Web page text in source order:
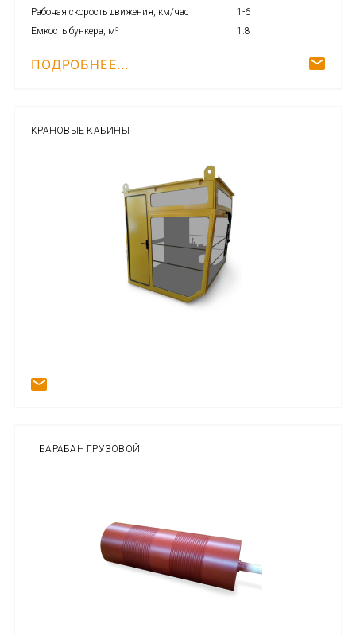
Рабочая скорость движения, км/час
1-6
Емкость бункера, м³
1.8
ПОДРОБНЕЕ...
КРАНОВЫЕ КАБИНЫ
БАРАБАН ГРУЗОВОЙ